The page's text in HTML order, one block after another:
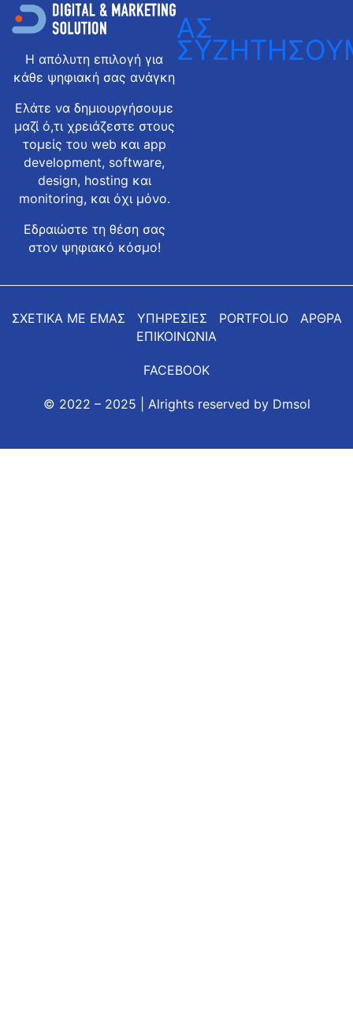
Η απόλυτη επιλογή για
κάθε ψηφιακή σας ανάγκη
Ελάτε να δημιουργήσουμε
μαζί ό,τι χρειάζεστε στους
τομείς του web και app
development, software,
design, hosting και
monitoring, και όχι μόνο.
Εδραιώστε τη θέση σας
στον ψηφιακό κόσμο!
ΑΣ
© 2022 – 2025 | Alrights reserved by Dmsol
FACEBOOK
ΣΧΕΤΙΚΑ ΜΕ ΕΜΑΣ ΥΠΗΡΕΣΙΕΣ PORTFOLIO
ΑΡΘΡΑ
ΕΠΙΚΟΙΝΩΝΙΑ